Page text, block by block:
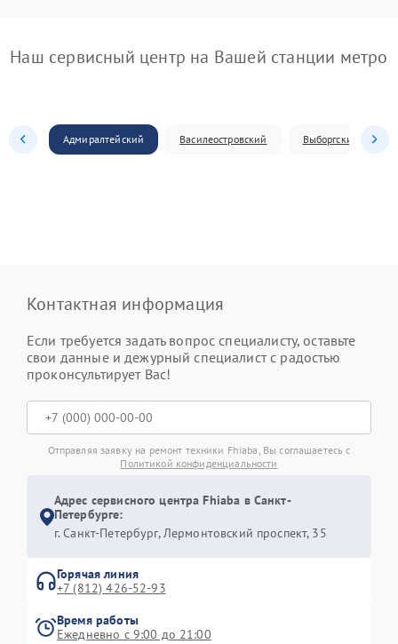
Наш сервисный центр на Вашей станции метро
Адмиралтейский Василеостровский Выборгский
Контактная информация
Если требуется задать вопрос специалисту, оставьте
свои данные и дежурный специалист с радостью
проконсультирует Вас!
Отправляя заявку на ремонт техники Fhiaba, Вы соглашаетесь с
Политикой конфиденциальности
Адрес сервисного центра Fhiaba в Санкт-
Петербурге:
г. Санкт-Петербург, Лермонтовский проспект, 35
Горячая линия
+7 (812) 426-52-93
Время работы
Ежедневно с 9:00 до 21:00